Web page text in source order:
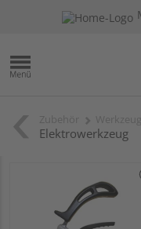
Elektrowerkzeug